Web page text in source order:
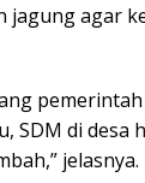
jagung agar
SDM di desa
jelasnya.